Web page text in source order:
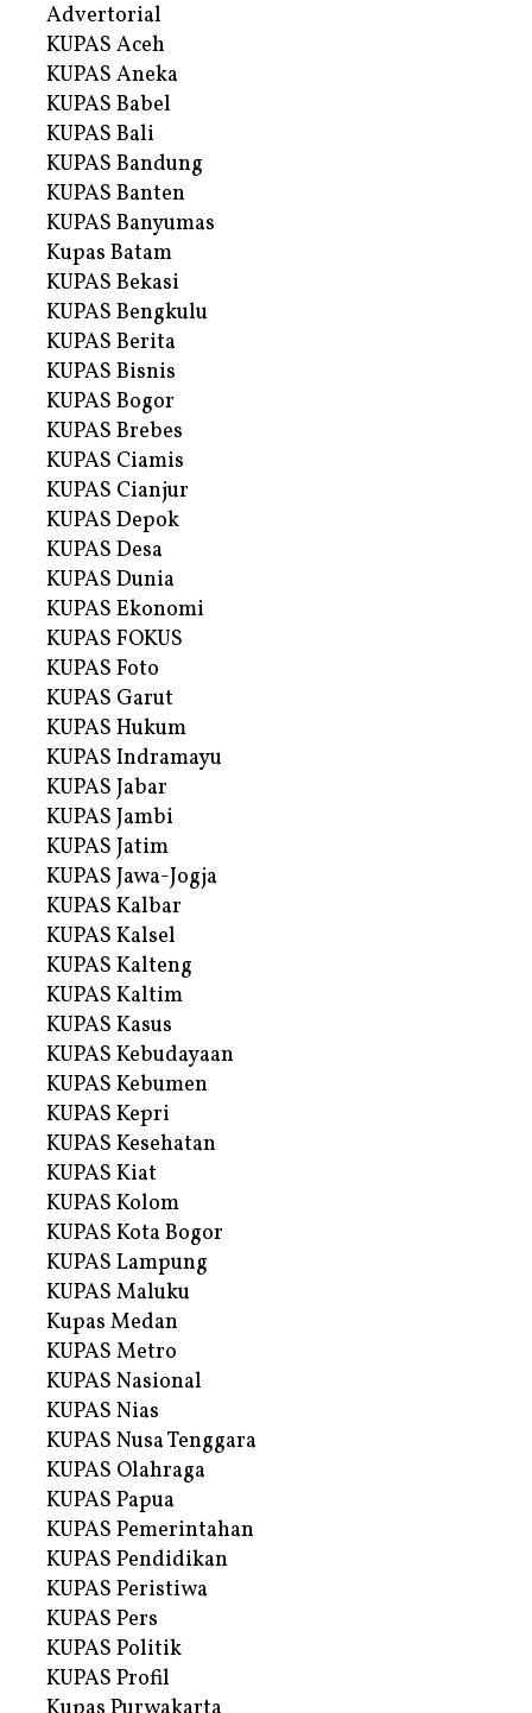
Advertorial
KUPAS Aceh
KUPAS Aneka
KUPAS Babel
KUPAS Bali
KUPAS Bandung
KUPAS Banten
KUPAS Banyumas
Kupas Batam
KUPAS Bekasi
KUPAS Bengkulu
KUPAS Berita
KUPAS Bisnis
KUPAS Bogor
KUPAS Brebes
KUPAS Ciamis
KUPAS Cianjur
KUPAS Depok
KUPAS Desa
KUPAS Dunia
KUPAS Ekonomi
KUPAS FOKUS
KUPAS Foto
KUPAS Garut
KUPAS Hukum
KUPAS Indramayu
KUPAS Jabar
KUPAS Jambi
KUPAS Jatim
KUPAS Jawa-Jogja
KUPAS Kalbar
KUPAS Kalsel
KUPAS Kalteng
KUPAS Kaltim
KUPAS Kasus
KUPAS Kebudayaan
KUPAS Kebumen
KUPAS Kepri
KUPAS Kesehatan
KUPAS Kiat
KUPAS Kolom
KUPAS Kota Bogor
KUPAS Lampung
KUPAS Maluku
Kupas Medan
KUPAS Metro
KUPAS Nasional
KUPAS Nias
KUPAS Nusa Tenggara
KUPAS Olahraga
KUPAS Papua
KUPAS Pemerintahan
KUPAS Pendidikan
KUPAS Peristiwa
KUPAS Pers
KUPAS Politik
KUPAS Profil